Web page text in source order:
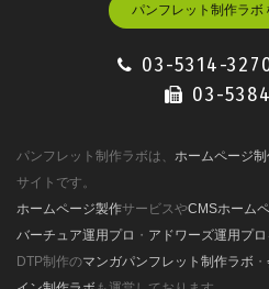
パンフレット制作ラボ
03-5314-
03-
パンフレット制作ラボは、 ホームページ制
サイトです。
ホームページ製作サービスやCMSホーム
バーチュア運用プロ ・ アドワーズ運用プロ
DTP制作のマンガパンフレット制作ラボ ・